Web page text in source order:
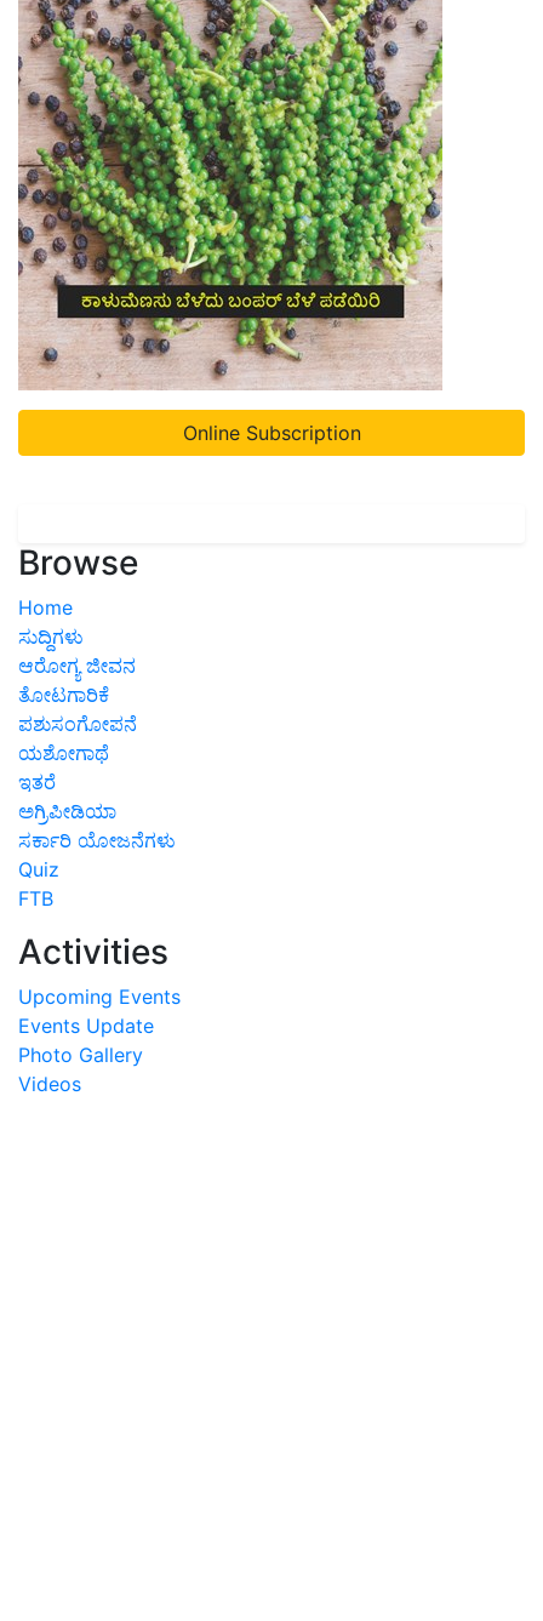
Online Subscription
Browse
Home
ಸುದ್ದಿಗಳು
ಆರೋಗ್ಯ ಜೀವನ
ತೋಟಗಾರಿಕೆ
ಪಶುಸಂಗೋಪನೆ
ಯಶೋಗಾಥೆ
ಇತರೆ
ಅಗ್ರಿಪೀಡಿಯಾ
ಸರ್ಕಾರಿ ಯೋಜನೆಗಳು
Quiz
FTB
Activities
Upcoming Events
Events Update
Photo Gallery
Videos